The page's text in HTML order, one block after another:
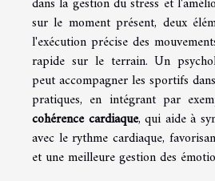
sur le moment présent, deux
l'exécution précise des
rapide sur le terrain. Un
peut accompagner les sportifs
pratiques, en intégrant par
cohérence cardiaque, qui aide à
avec le rythme cardiaque,
et une meilleure gestion des